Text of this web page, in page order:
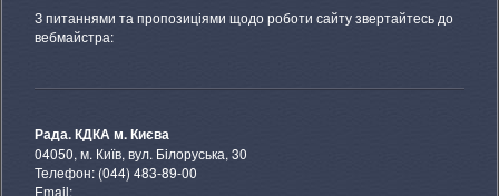
З питаннями та пропозиціями щодо роботи сайту звертайтесь до
вебмайстра:
Рада. КДКА м. Києва
04050, м. Київ, вул. Білоруська, 30
Телефон: (044) 483-89-00
Email: